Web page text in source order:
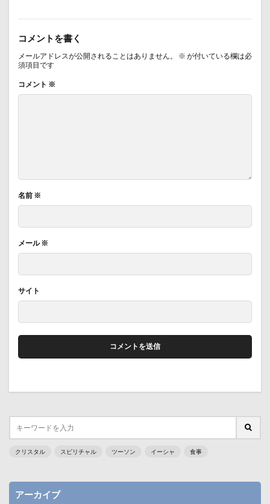
コメントを書く
メールアドレスが公開されることはありません。 ※ が付いている欄は必
須項目です
コメント ※
名前 ※
メール※
サイト
クリスタル スピリチャル ツーソン イーシャ 食事
アーカイブ